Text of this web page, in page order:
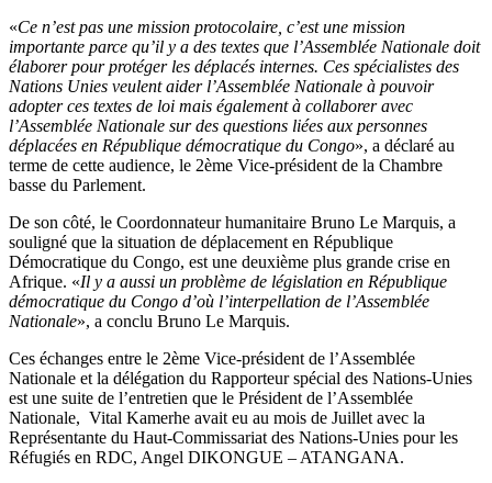
«Ce n’est pas une mission protocolaire, c’est une mission
importante parce qu’il y a des textes que l’Assemblée Nationale doit
élaborer pour protéger les déplacés internes. Ces spécialistes des
Nations Unies veulent aider l’Assemblée Nationale à pouvoir
adopter ces textes de loi mais également à collaborer avec
l’Assemblée Nationale sur des questions liées aux personnes
déplacées en République démocratique du Congo», a déclaré au
terme de cette audience, le 2ème Vice-président de la Chambre
basse du Parlement.
De son côté, le Coordonnateur humanitaire Bruno Le Marquis, a
souligné que la situation de déplacement en République
Démocratique du Congo, est une deuxième plus grande crise en
Afrique. «Il y a aussi un problème de législation en République
démocratique du Congo d’où l’interpellation de l’Assemblée
Nationale», a conclu Bruno Le Marquis.
Ces échanges entre le 2ème Vice-président de l’Assemblée
Nationale et la délégation du Rapporteur spécial des Nations-Unies
est une suite de l’entretien que le Président de l’Assemblée
Nationale, Vital Kamerhe avait eu au mois de Juillet avec la
Représentante du Haut-Commissariat des Nations-Unies pour les
Réfugiés en RDC, Angel DIKONGUE – ATANGANA.